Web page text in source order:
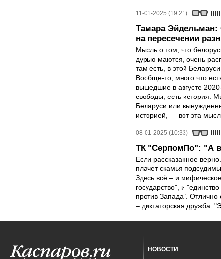
11-01-2025 (19:21)
Тамара Эйдельман:
на пересечении
Мысль о том, что
дурью маются, очень
там есть, в этой
Вообще-то, много что
вышедшие в августе
свободы, есть история.
Беларуси или
историей, — вот эта
08-01-2025 (10:33)
ТК "СерпомПо": "А
Если рассказанное
плачет скамья
Здесь всё – и
государство", и
против Запада". Отлично
– диктаторская дружба.
НОВОСТИ